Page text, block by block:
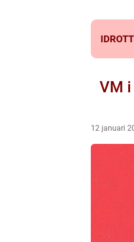
VM
12 januari